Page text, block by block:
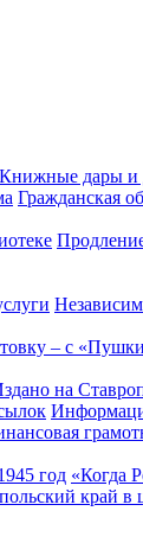
Книжные дары и
Гражданская
– с
на
год «Когда
край в